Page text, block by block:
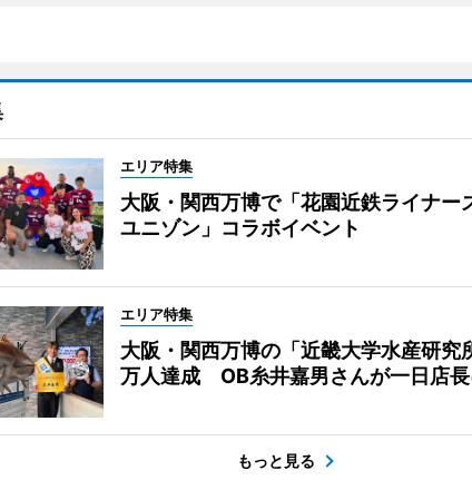
エリア特集
大阪・関西万博で「花園近鉄ライナー
ユニゾン」コラボイベント
エリア特集
大阪・関西万博の「近畿大学水産研究
万人達成 OB糸井嘉男さんが一日店長
もっと見る